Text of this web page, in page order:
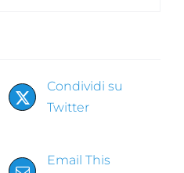
Condividi su
Twitter
Email This